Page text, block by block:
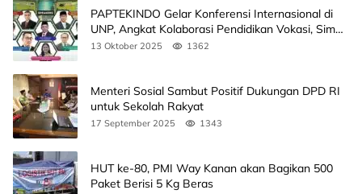
PAPTEKINDO Gelar Konferensi Internasional di
UNP, Angkat Kolaborasi Pendidikan Vokasi, Simak
Agendanya
13 Oktober 2025 1362
Menteri Sosial Sambut Positif Dukungan DPD RI
untuk Sekolah Rakyat
17 September 2025 1343
HUT ke-80, PMI Way Kanan akan Bagikan 500
Paket Berisi 5 Kg Beras